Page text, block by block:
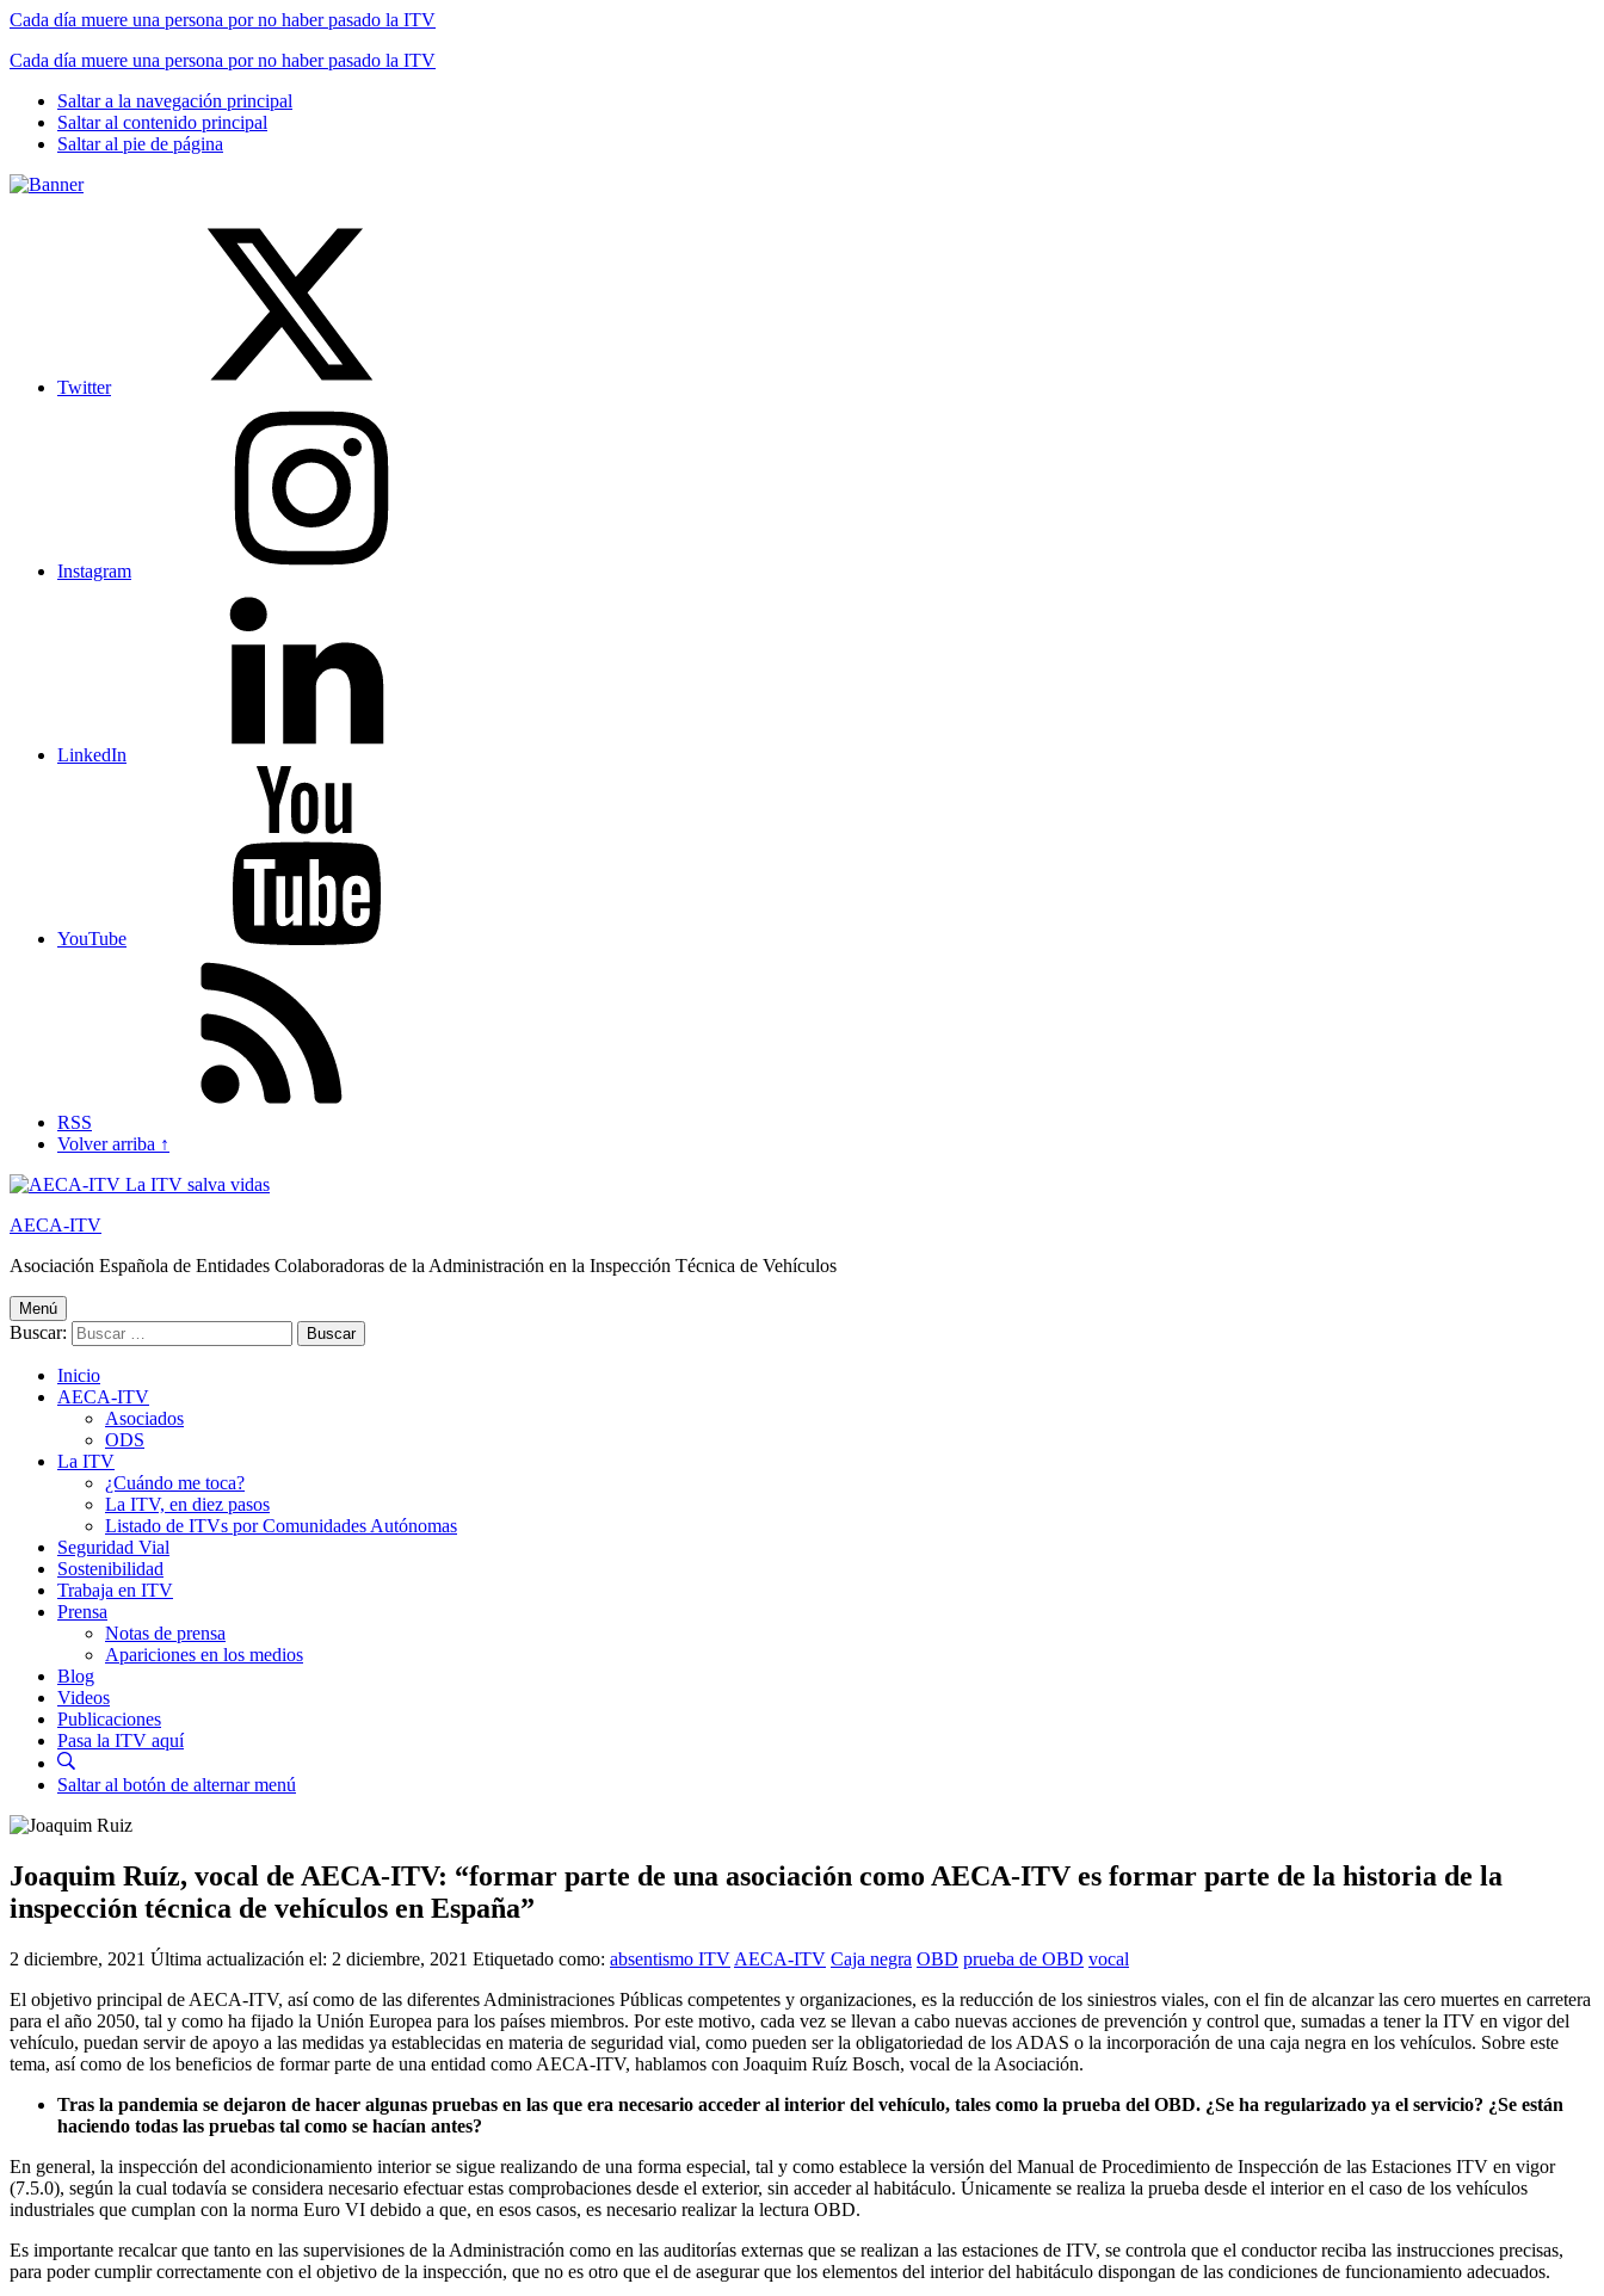
Cada día muere una persona por no haber pasado la ITV
Cada día muere una persona por no haber pasado la ITV
Saltar a la navegación principal
Saltar al contenido principal
Saltar al pie de página
Twitter
Instagram
LinkedIn
YouTube
RSS
Volver arriba ↑
AECA-ITV
Asociación Española de Entidades Colaboradoras de la Administración en la Inspección Técnica de Vehículos
Menú
Buscar:
Inicio
AECA-ITV
Asociados
ODS
La ITV
¿Cuándo me toca?
La ITV, en diez pasos
Listado de ITVs por Comunidades Autónomas
Seguridad Vial
Sostenibilidad
Trabaja en ITV
Prensa
Notas de prensa
Apariciones en los medios
Blog
Videos
Publicaciones
Pasa la ITV aquí
Saltar al botón de alternar menú
Joaquim Ruíz, vocal de AECA-ITV: “formar parte de una asociación como AECA-ITV es formar parte de la historia de la
inspección técnica de vehículos en España”
2 diciembre, 2021 Última actualización el: 2 diciembre, 2021 Etiquetado como: absentismo ITV AECA-ITV Caja negra OBD prueba de OBD vocal
El objetivo principal de AECA-ITV, así como de las diferentes Administraciones Públicas competentes y organizaciones, es la reducción de los siniestros viales, con el fin de alcanzar las cero muertes en carretera
para el año 2050, tal y como ha fijado la Unión Europea para los países miembros. Por este motivo, cada vez se llevan a cabo nuevas acciones de prevención y control que, sumadas a tener la ITV en vigor del
vehículo, puedan servir de apoyo a las medidas ya establecidas en materia de seguridad vial, como pueden ser la obligatoriedad de los ADAS o la incorporación de una caja negra en los vehículos. Sobre este
tema, así como de los beneficios de formar parte de una entidad como AECA-ITV, hablamos con Joaquim Ruíz Bosch, vocal de la Asociación.
Tras la pandemia se dejaron de hacer algunas pruebas en las que era necesario acceder al interior del vehículo, tales como la prueba del OBD. ¿Se ha regularizado ya el servicio? ¿Se están
haciendo todas las pruebas tal como se hacían antes?
En general, la inspección del acondicionamiento interior se sigue realizando de una forma especial, tal y como establece la versión del Manual de Procedimiento de Inspección de las Estaciones ITV en vigor
(7.5.0), según la cual todavía se considera necesario efectuar estas comprobaciones desde el exterior, sin acceder al habitáculo. Únicamente se realiza la prueba desde el interior en el caso de los vehículos
industriales que cumplan con la norma Euro VI debido a que, en esos casos, es necesario realizar la lectura OBD.
Es importante recalcar que tanto en las supervisiones de la Administración como en las auditorías externas que se realizan a las estaciones de ITV, se controla que el conductor reciba las instrucciones precisas,
para poder cumplir correctamente con el objetivo de la inspección, que no es otro que el de asegurar que los elementos del interior del habitáculo dispongan de las condiciones de funcionamiento adecuados.